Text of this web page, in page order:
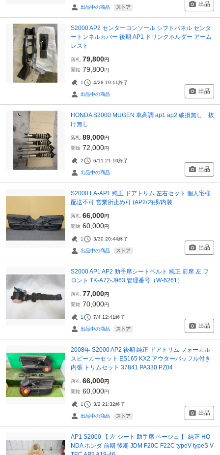
出品中の商品 ストア 出品
S2000 AP2 センターコンソール シフトパネル センタ
ートンネルカバー 後期 AP1 ドリンクホルダー アーム
レスト
落札 79,800円
開始 79,800円
1 4/28 19:11終了
出品中の商品 出品
HONDA S2000 MUGEN 車高調 ap1 ap2 破損無し 抜
け無し
落札 89,000円
開始 72,000円
2 6/11 21:10終了
出品中の商品 出品
S2000 LA-AP1 純正 ドアトリム 左右セット 個人宅様
配送不可 営業所止め可 (AP2/内張/内装
落札 66,000円
開始 60,000円
1 3/30 20:44終了
出品中の商品 ストア 出品
S2000 AP1 AP2 助手席シートベルト 純正 前席 左 フ
ロント TK-A72-J963 管理番号（W-6261）
落札 77,000円
開始 70,000円
1 7/4 12:41終了
出品中の商品 ストア 出品
2008年 S2000 AP2 後期 純正 ドアトリム フォーカル
スピーカーセット ES165 KX2 アウターバッフル付き
内張 トリムセット 37841 PA330 PZ04
落札 66,000円
開始 60,000円
1 3/2 21:32終了
出品中の商品 ストア 出品
AP1 S2000 【 左 シート 助手席 ベージュ 】 純正 HO
NDA ホンダ 前期 後期 JDM F20C F22C typeV typeS V